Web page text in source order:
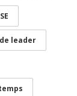
leader